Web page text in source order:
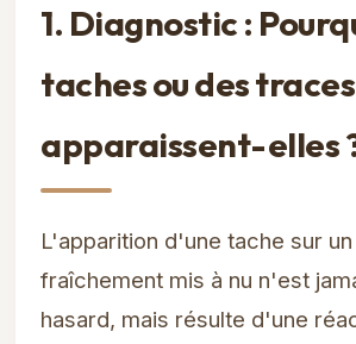
1. Diagnostic :
taches ou des traces
apparaissent-elles
L'apparition d'une tache sur
fraîchement mis à nu n'est
hasard, mais résulte d'une